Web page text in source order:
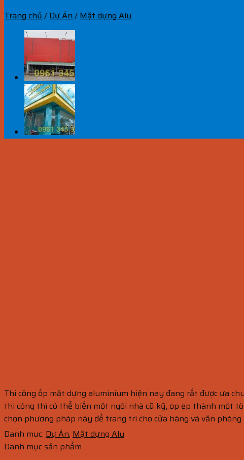
Trang chủ / Dự Án/ Mặt dựng Alu
Thi công ốp mặt dựng aluminium hiện nay đang rất được ưa
thi công thì có thể biến một ngôi nhà cũ kỹ, ọp ẹp thành một
chọn phương pháp này để trang trí cho cửa hàng và văn phòng
Danh mục: Dự Án, Mặt dựng Alu
Danh mục sản phẩm